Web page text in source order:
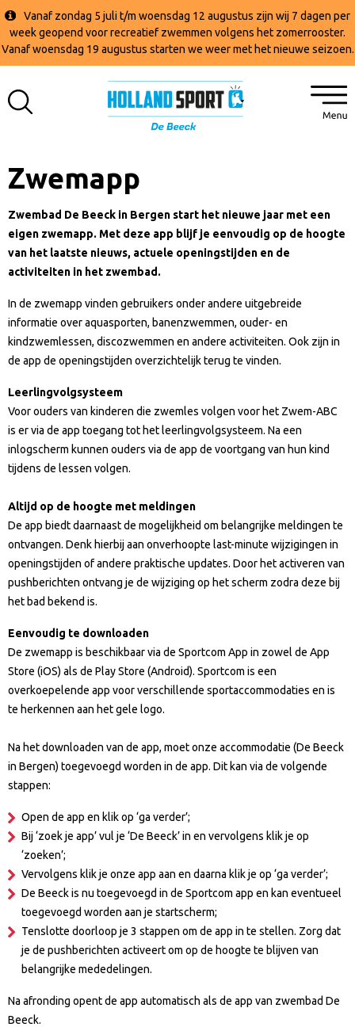
Vanaf zondag 5 juli t/m woensdag 12 augustus zijn wij 7 dagen per
week geopend voor recreatief zwemmen volgens het zomerrooster.
Vanaf woensdag 19 augustus starten we weer met het nieuwe seizoen.
Zwemapp
Zwembad De Beeck in Bergen start het nieuwe jaar met een
eigen zwemapp. Met deze app blijf je eenvoudig op de hoogte
van het laatste nieuws, actuele openingstijden en de
activiteiten in het zwembad.
In de zwemapp vinden gebruikers onder andere uitgebreide
informatie over aquasporten, banenzwemmen, ouder- en
kindzwemlessen, discozwemmen en andere activiteiten. Ook zijn in
de app de openingstijden overzichtelijk terug te vinden.
Leerlingvolgsysteem
Voor ouders van kinderen die zwemles volgen voor het Zwem-ABC
is er via de app toegang tot het leerlingvolgsysteem. Na een
inlogscherm kunnen ouders via de app de voortgang van hun kind
tijdens de lessen volgen.
Altijd op de hoogte met meldingen
De app biedt daarnaast de mogelijkheid om belangrijke meldingen te
ontvangen. Denk hierbij aan onverhoopte last-minute wijzigingen in
openingstijden of andere praktische updates. Door het activeren van
pushberichten ontvang je de wijziging op het scherm zodra deze bij
het bad bekend is.
Eenvoudig te downloaden
De zwemapp is beschikbaar via de Sportcom App in zowel de App
Store (iOS) als de Play Store (Android). Sportcom is een
overkoepelende app voor verschillende sportaccommodaties en is
te herkennen aan het gele logo.
Na het downloaden van de app, moet onze accommodatie (De Beeck
in Bergen) toegevoegd worden in de app. Dit kan via de volgende
stappen:
Open de app en klik op ‘ga verder’;
Bij ‘zoek je app’ vul je ‘De Beeck’ in en vervolgens klik je op
‘zoeken’;
Vervolgens klik je onze app aan en daarna klik je op ‘ga verder’;
De Beeck is nu toegevoegd in de Sportcom app en kan eventueel
toegevoegd worden aan je startscherm;
Tenslotte doorloop je 3 stappen om de app in te stellen. Zorg dat
je de pushberichten activeert om op de hoogte te blijven van
belangrijke mededelingen.
Na afronding opent de app automatisch als de app van zwembad De
Beeck.